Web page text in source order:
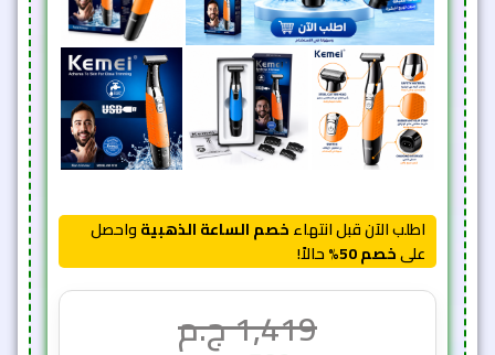
اطلب الآن قبل انتهاءخصم الساعة الذهبيةواحصل
علىخصم 50% حالاً!
1,419ج.م